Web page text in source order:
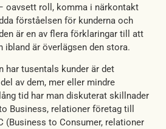
oavsett roll, komma i närkontakt
förståelsen för kunderna och
är en av flera förklaringar till att
ibland är överlägsen den stora.
har tusentals kunder är det
av dem, mer eller mindre
tid har man diskuterat skillnader
Business, relationer företag till
(Business to Consumer, relationer